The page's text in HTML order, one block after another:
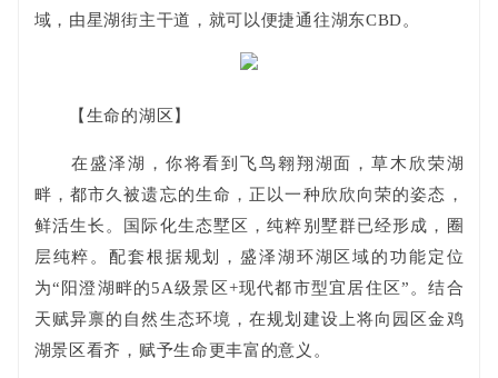
域，由星湖街主干道，就可以便捷通往湖东CBD。
【生命的湖区】
在盛泽湖，你将看到飞鸟翱翔湖面，草木欣荣湖
畔，都市久被遗忘的生命，正以一种欣欣向荣的姿态，
鲜活生长。国际化生态墅区，纯粹别墅群已经形成，圈
层纯粹。配套根据规划，盛泽湖环湖区域的功能定位
为“阳澄湖畔的5A级景区+现代都市型宜居住区”。结合
天赋异禀的自然生态环境，在规划建设上将向园区金鸡
湖景区看齐，赋予生命更丰富的意义。